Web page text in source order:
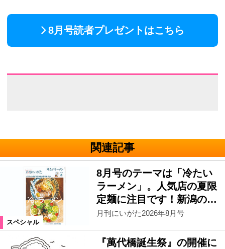
8月号読者プレゼントはこちら
関連記事
スペシャル
8月号のテーマは「冷たい
ラーメン」。人気店の夏限
定麺に注目です！新潟の…
月刊にいがた2026年8月号
『萬代橋誕生祭』の開催に